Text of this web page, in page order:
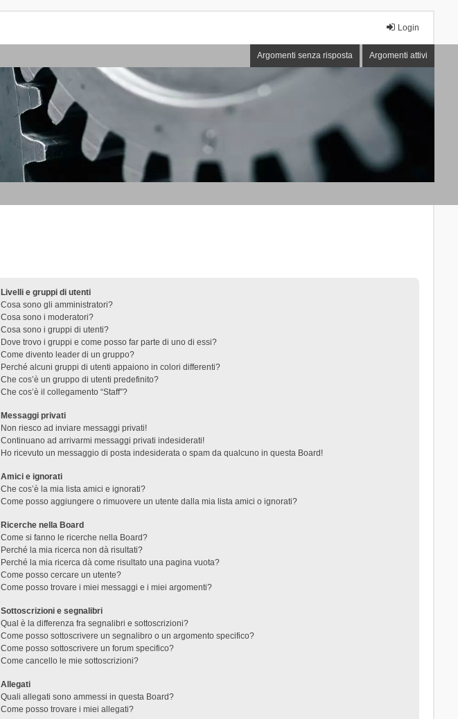
Login
Argomenti senza risposta Argomenti attivi
Livelli e gruppi di utenti
Cosa sono gli amministratori?
Cosa sono i moderatori?
Cosa sono i gruppi di utenti?
Dove trovo i gruppi e come posso far parte di uno di essi?
Come divento leader di un gruppo?
Perché alcuni gruppi di utenti appaiono in colori differenti?
Che cos’è un gruppo di utenti predefinito?
Che cos’è il collegamento “Staff”?
Messaggi privati
Non riesco ad inviare messaggi privati!
Continuano ad arrivarmi messaggi privati indesiderati!
Ho ricevuto un messaggio di posta indesiderata o spam da qualcuno in questa Board!
Amici e ignorati
Che cos’è la mia lista amici e ignorati?
Come posso aggiungere o rimuovere un utente dalla mia lista amici o ignorati?
Ricerche nella Board
Come si fanno le ricerche nella Board?
Perché la mia ricerca non dà risultati?
Perché la mia ricerca dà come risultato una pagina vuota?
Come posso cercare un utente?
Come posso trovare i miei messaggi e i miei argomenti?
Sottoscrizioni e segnalibri
Qual è la differenza fra segnalibri e sottoscrizioni?
Come posso sottoscrivere un segnalibro o un argomento specifico?
Come posso sottoscrivere un forum specifico?
Come cancello le mie sottoscrizioni?
Allegati
Quali allegati sono ammessi in questa Board?
Come posso trovare i miei allegati?